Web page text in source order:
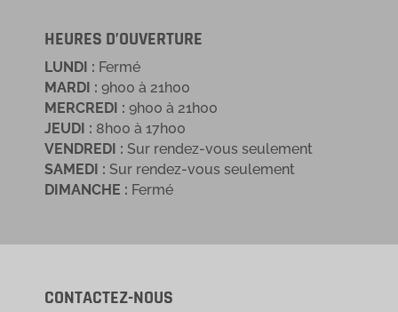
HEURES D’OUVERTURE
LUNDI : Fermé
MARDI : 9h00 à 21h00
MERCREDI : 9h00 à 21h00
JEUDI : 8h00 à 17h00
VENDREDI : Sur rendez-vous seulement
SAMEDI : Sur rendez-vous seulement
DIMANCHE : Fermé
CONTACTEZ-NOUS